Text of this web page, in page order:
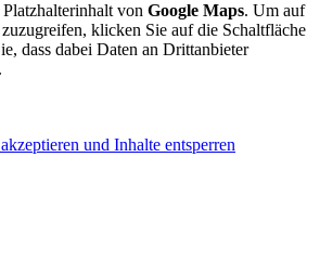
Platzhalterinhalt von Google Maps. Um auf
klicken Sie auf die Schaltfläche
dass dabei Daten an Drittanbieter
und Inhalte entsperren